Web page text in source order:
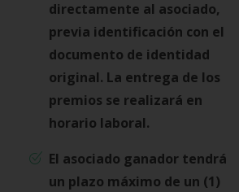
directamente al asociado,
previa identificación con el
documento de identidad
original. La entrega de los
premios se realizará en
horario laboral.
El asociado ganador tendrá
un plazo máximo de un (1)